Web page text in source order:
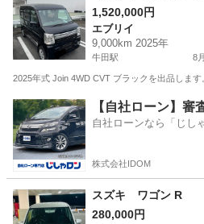
1,520,000円
エブリイ
9,000km 2025年
牛田駅 8
2025年式 Join 4WD CVT ブラックを出品しま
愛知 知立市 牛田駅 エブリイ
【自社ローン】審
自社ローンなら「じし
株式会社IDOM
スズキ ワゴン R
280,000円